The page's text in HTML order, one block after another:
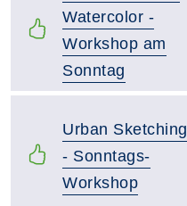
Watercolor -
Workshop am
Sonntag
Urban Sketching
- Sonntags-
Workshop